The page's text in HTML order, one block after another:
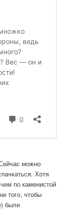
можно
Хотя
по каменистой
того, чтобы
были